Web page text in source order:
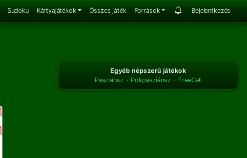
Sudoku Kártyajátékok Összes játék Források Bejelentkezés
Egyéb népszerű játékok
Pasziánsz · Pókpasziánsz · FreeCell